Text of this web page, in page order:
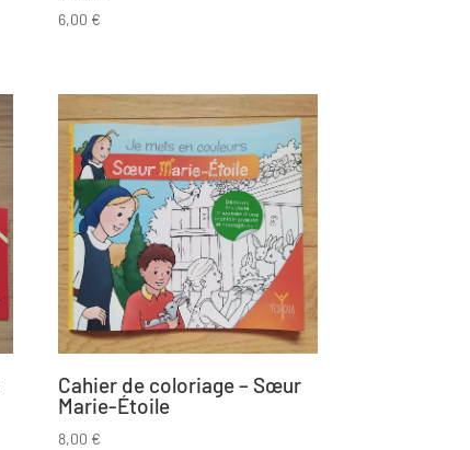
6,00 €
Cahier de coloriage – Sœur
Marie-Étoile
8,00 €